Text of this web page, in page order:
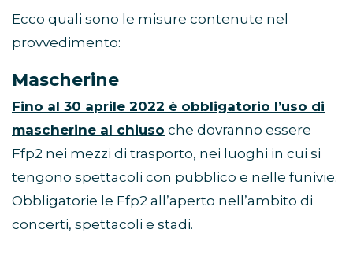
Ecco quali sono le misure contenute nel
provvedimento:
Mascherine
Fino al 30 aprile 2022 è obbligatorio l’uso di
mascherine al chiuso che dovranno essere
Ffp2 nei mezzi di trasporto, nei luoghi in cui si
tengono spettacoli con pubblico e nelle funivie.
Obbligatorie le Ffp2 all’aperto nell’ambito di
concerti, spettacoli e stadi.